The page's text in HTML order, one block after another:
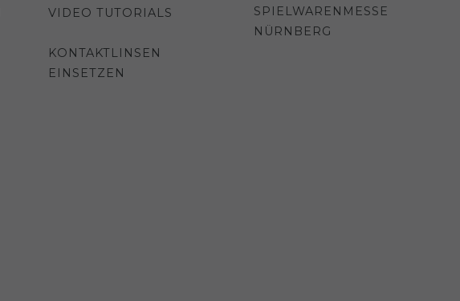
VIDEO TUTORIALS
KONTAKTLINSEN
EINSETZEN
SPIELWARENMESSE
NÜRNBERG